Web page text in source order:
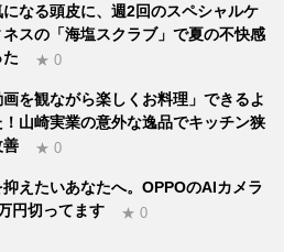
なる頭皮に、週2回のスペシャルケ
スの「海塩スクラブ」で夏の不快感
★ 0
画を観ながら楽しくお料理」できるよ
！山崎実業の意外な逸品でキッチン狭
善
★ 0
抑えたいあなたへ。OPPOのAIカメラ
円切ってます
★ 0